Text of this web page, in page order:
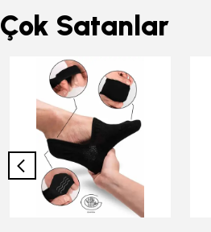
Çok Satanlar